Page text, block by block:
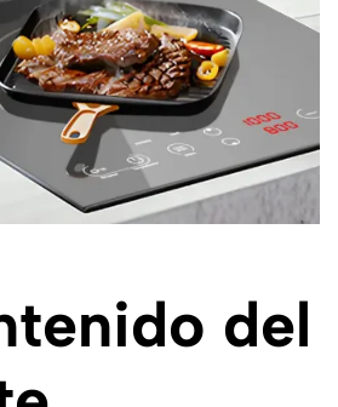
del